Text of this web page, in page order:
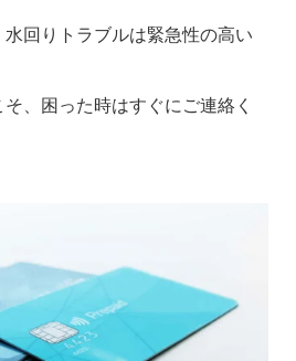
回りトラブルは緊急性の高い
、困った時はすぐにご連絡く